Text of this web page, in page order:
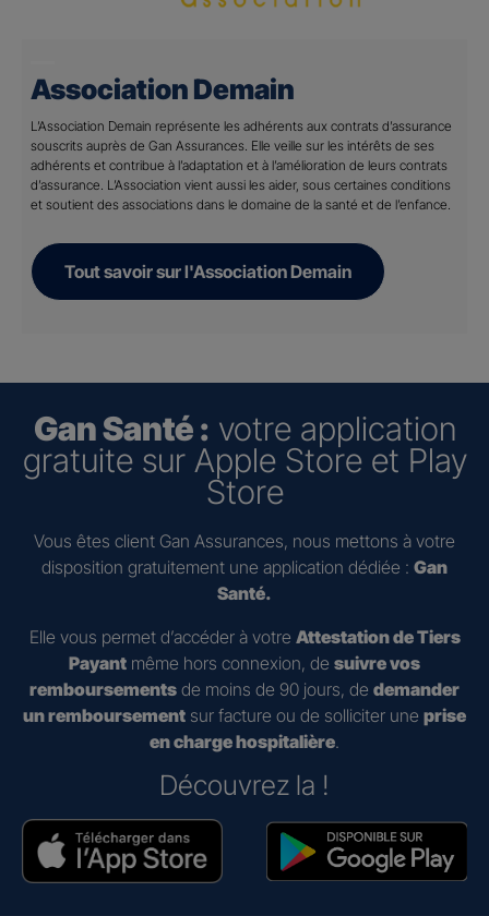
Association Demain
L’Association Demain représente les adhérents aux contrats d’assurance
souscrits auprès de Gan Assurances. Elle veille sur les intérêts de ses
adhérents et contribue à l’adaptation et à l’amélioration de leurs contrats
d’assurance. L’Association vient aussi les aider, sous certaines conditions
et soutient des associations dans le domaine de la santé et de l’enfance.
Tout savoir sur l'Association Demain
Gan Santé : votre application
gratuite sur Apple Store et Play
Store
Vous êtes client Gan Assurances, nous mettons à votre
disposition gratuitement une application dédiée : Gan
Santé.
Elle vous permet d’accéder à votre Attestation de Tiers
Payant même hors connexion, de suivre vos
remboursements de moins de 90 jours, de demander
un remboursement sur facture ou de solliciter une prise
en charge hospitalière.
Découvrez la !